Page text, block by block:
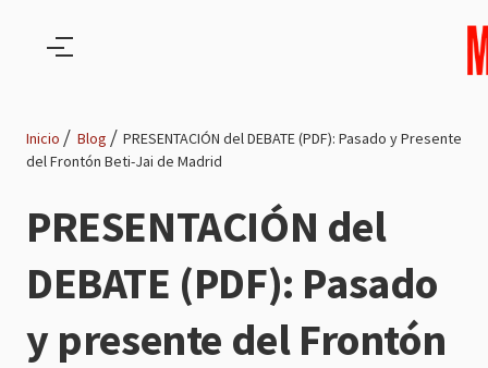
de
navegación
Inicio Blog
PRESENTACIÓN del DEBATE (PDF): Pasado y Presente
del Frontón Beti-Jai de Madrid
PRESENTACIÓN del
DEBATE (PDF): Pasado
y presente del Frontón